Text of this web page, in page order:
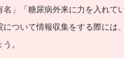
」「糖尿病外来に力を入れて
ついて情報収集をする際には
。